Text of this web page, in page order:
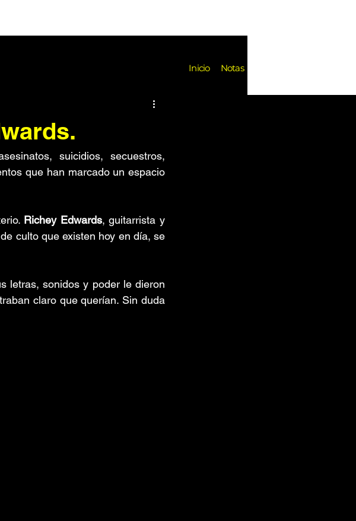
Inicio Notas
Festivales
Metal Rock de Fondo Noticias
suicidios, secuestros,
que han marcado un espacio
Richey Edwards, guitarrista y
culto que existen hoy en día, se
letras, sonidos y poder le dieron
claro que querían. Sin duda